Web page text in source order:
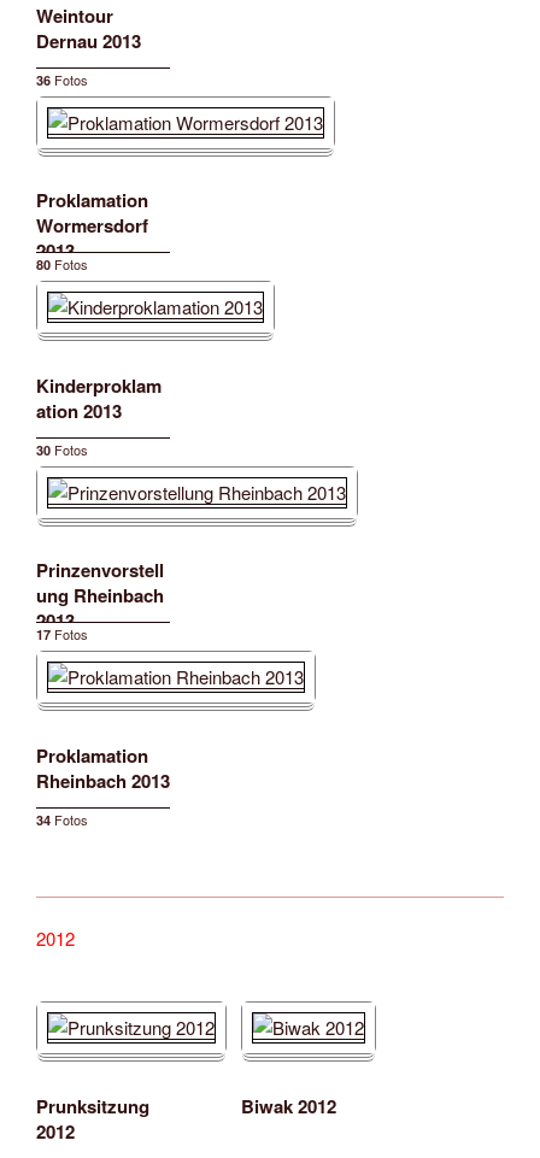
Weintour
Dernau 2013
36 Fotos
Proklamation
Wormersdorf
2013
80 Fotos
Kinderproklam
ation 2013
30 Fotos
Prinzenvorstell
ung Rheinbach
2013
17 Fotos
Proklamation
Rheinbach 2013
34 Fotos
2012
Prunksitzung
2012
Biwak 2012